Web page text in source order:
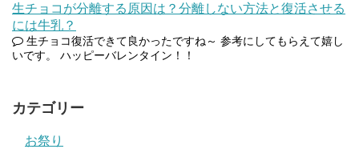
生チョコが分離する原因は？分離しない方法と復活させる
には牛乳？
生チョコ復活できて良かったですね～ 参考にしてもらえて嬉し
いです。 ハッピーバレンタイン！！
カテゴリー
お祭り